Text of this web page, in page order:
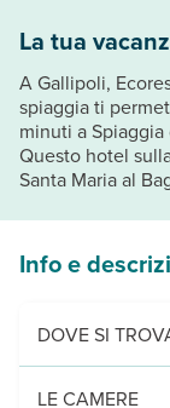
La tua
A Gallipoli,
spiaggia ti
minuti a
Questo hotel
Santa Maria al
Info e
DOVE SI
Nelle vicinanze
LE CAMERE